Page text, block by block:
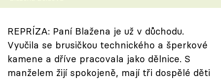
Speciál: Cuketa
Těhotnej kuchař
REPRÍZA: Paní Blažena je už v důchodu.
Vyučila se brusičkou technického a šperkové
kamene a dříve pracovala jako dělnice. S
manželem žijí spokojeně, mají tři dospělé děti